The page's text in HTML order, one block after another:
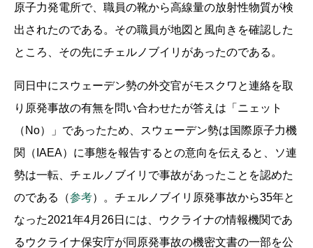
原子力発電所で、職員の靴から高線量の放射性物質が検
出されたのである。その職員が地図と風向きを確認した
ところ、その先にチェルノブイリがあったのである。
同日中にスウェーデン勢の外交官がモスクワと連絡を取
り原発事故の有無を問い合わせたが答えは「ニェット
（No）」であったため、スウェーデン勢は国際原子力機
関（IAEA）に事態を報告するとの意向を伝えると、ソ連
勢は一転、チェルノブイリで事故があったことを認めた
のである（参考）。チェルノブイリ原発事故から35年と
なった2021年4月26日には、ウクライナの情報機関であ
るウクライナ保安庁が同原発事故の機密文書の一部を公